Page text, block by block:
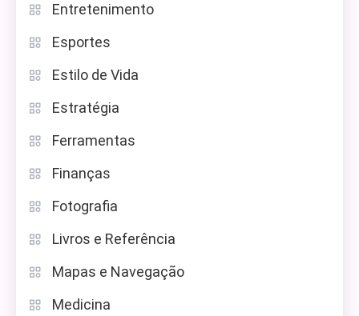
Entretenimento
Esportes
Estilo de Vida
Estratégia
Ferramentas
Finanças
Fotografia
Livros e Referência
Mapas e Navegação
Medicina